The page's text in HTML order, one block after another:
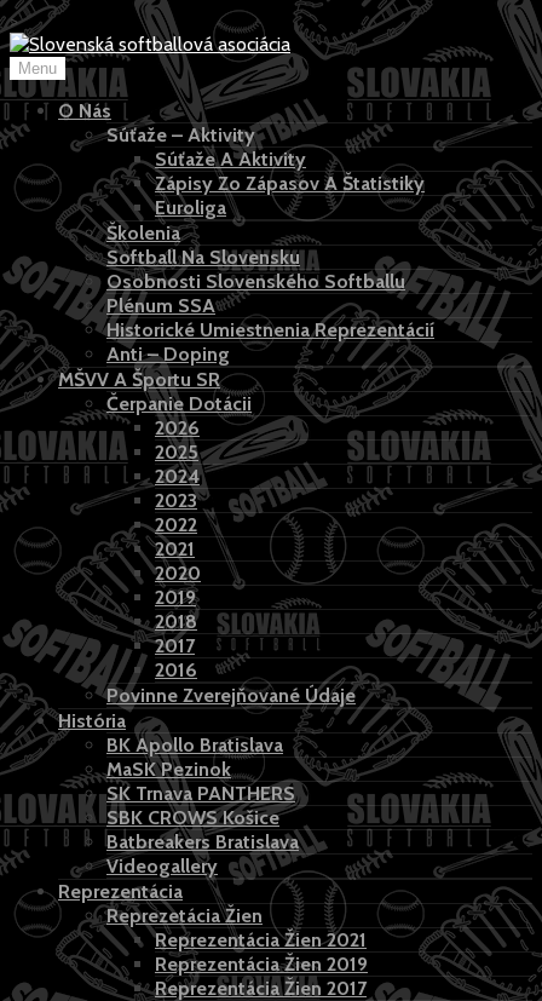
>
Skip
to
content
Menu
O Nás
Súťaže – Aktivity
Súťaže A Aktivity
Zápisy Zo Zápasov A Štatistiky
Euroliga
Školenia
Softball Na Slovensku
Osobnosti Slovenského Softballu
Plénum SSA
Historické Umiestnenia Reprezentácií
Anti – Doping
MŠVV A Športu SR
Čerpanie Dotácii
2026
2025
2024
2023
2022
2021
2020
2019
2018
2017
2016
Povinne Zverejňované Údaje
História
BK Apollo Bratislava
MaSK Pezinok
SK Trnava PANTHERS
SBK CROWS Košice
Batbreakers Bratislava
Videogallery
Reprezentácia
Reprezetácia Žien
Reprezentácia Žien 2021
Reprezentácia Žien 2019
Reprezentácia Žien 2017